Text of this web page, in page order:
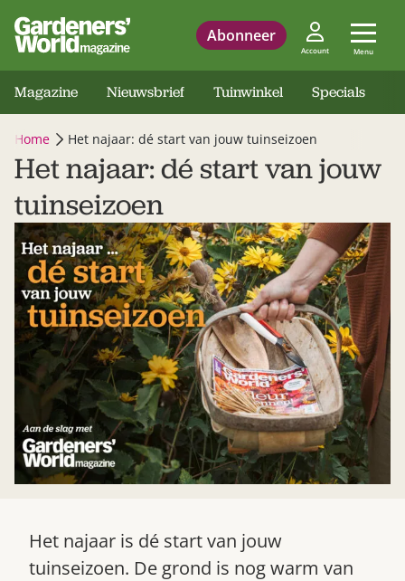
Abonneer
Account Menu
Magazine Nieuwsbrief Tuinwinkel Specials
Home Het najaar: dé start van jouw tuinseizoen
Het najaar: dé start van jouw
tuinseizoen
Het najaar is dé start van jouw
tuinseizoen. De grond is nog warm van